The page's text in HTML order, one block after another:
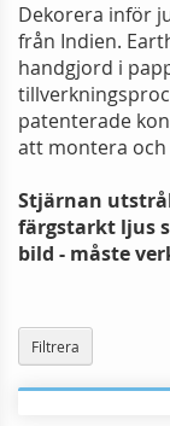
Dekorera inför
från Indien.
handgjord i
patenterade
att montera
Stjärnan
färgstarkt ljus
bild - måste
Filtrera